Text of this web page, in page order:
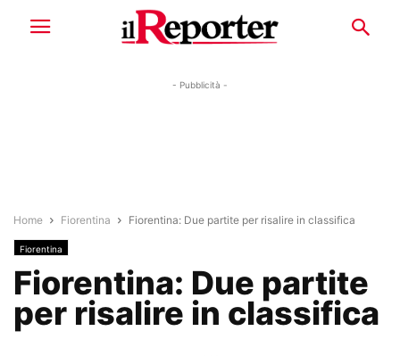
- Pubblicità -
Home Fiorentina Fiorentina: Due partite per risalire in classifica
Fiorentina
Fiorentina: Due partite
per risalire in classifica